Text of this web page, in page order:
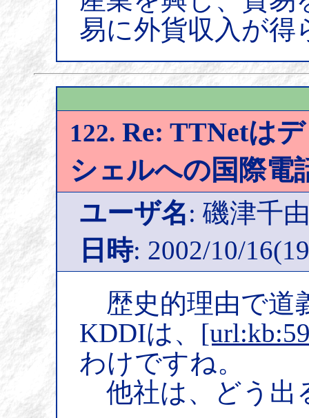
易に外貨収入が得
122. Re: TTNetは
シェルへの国際電
ユーザ名: 磯津千
日時: 2002/10/
歴史的理由で道
KDDIは、
わけですね。
他社は、どう出